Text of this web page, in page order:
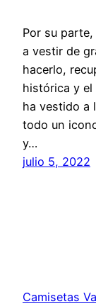
Por su
a vestir de
hacerlo,
histórica y el
ha vestido a
todo un
y…
julio 5, 2022
Camisetas